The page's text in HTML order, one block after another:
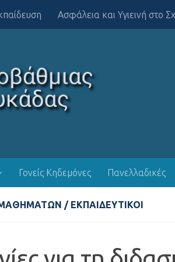
Ασφάλεια και Υγιεινή στο
Γονείς Κηδεμόνες Πανελλαδικές
ΜΑΘΗΜΆΤΩΝ / ΕΚΠΑΙΔΕΥΤΙΚΟΊ